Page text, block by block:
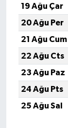
19 Ağu Çar
20 Ağu Per
21 Ağu Cum
22 Ağu Cts
23 Ağu Paz
24 Ağu Pts
25 Ağu Sal